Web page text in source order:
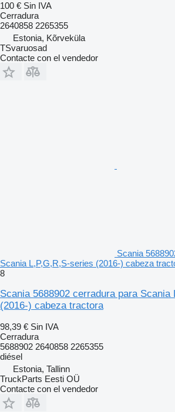
100 € Sin IVA
Cerradura
2640858 2265355
Estonia, Kõrveküla
TSvaruosad
Contacte con el vendedor
Scania
Scania L,P,G,R,S-series (2016-) cabeza
8
Scania 5688902 cerradura para Scania
(2016-) cabeza tractora
98,39 € Sin IVA
Cerradura
5688902 2640858 2265355
diésel
Estonia, Tallinn
TruckParts Eesti OÜ
Contacte con el vendedor